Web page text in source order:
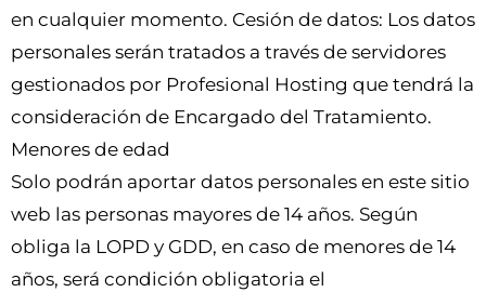
en cualquier momento. Cesión de datos: Los datos
personales serán tratados a través de servidores
gestionados por Profesional Hosting que tendrá la
consideración de Encargado del Tratamiento.
Menores de edad
Solo podrán aportar datos personales en este sitio
web las personas mayores de 14 años. Según
obliga la LOPD y GDD, en caso de menores de 14
años, será condición obligatoria el